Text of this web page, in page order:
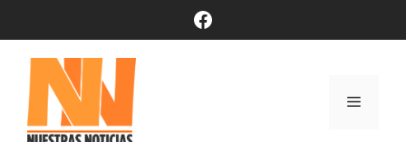
contenido
Facebook
Menú